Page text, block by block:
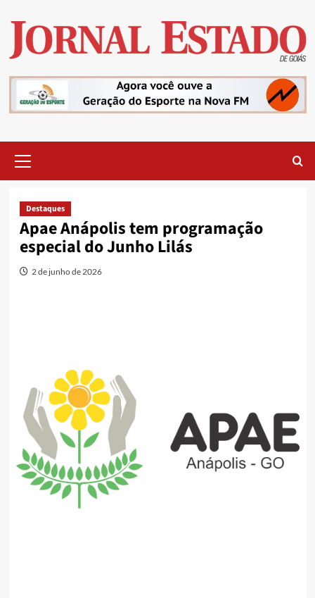
content
Menu
Destaques
Apae Anápolis tem programação
especial do Junho Lilás
2 de junho de 2026